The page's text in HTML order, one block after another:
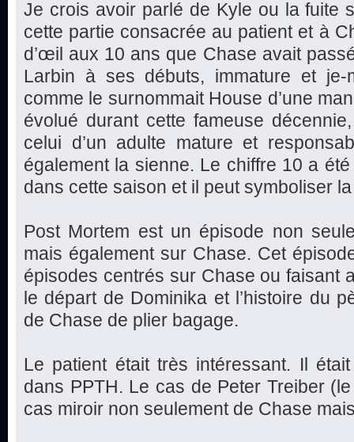
Je crois avoir parlé de Kyle ou la fuite
cette partie consacrée au patient et à
d’œil aux 10 ans que Chase avait
Larbin à ses débuts, immature et je-
comme le surnommait House d’une
évolué durant cette fameuse
celui d’un adulte mature et
également la sienne. Le chiffre 10 a
dans cette saison et il peut symboliser
Post Mortem est un épisode non
mais également sur Chase. Cet
épisodes centrés sur Chase ou faisant
le départ de Dominika et l’histoire du
de Chase de plier bagage.
Le patient était très intéressant. Il
dans PPTH. Le cas de Peter Treiber
cas miroir non seulement de Chase